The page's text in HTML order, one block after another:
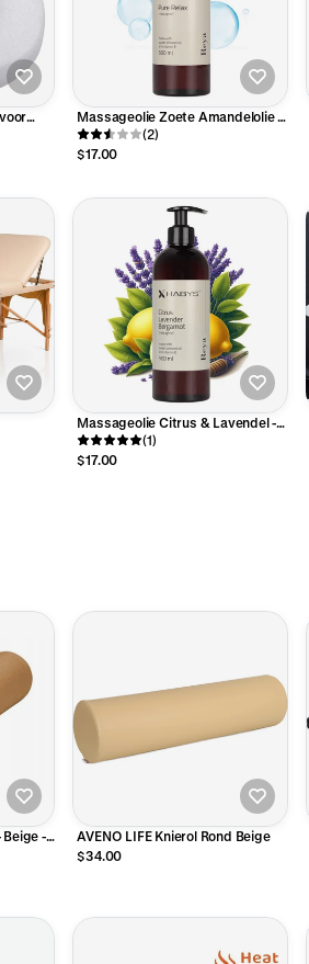
Massageolie Zoete Amandelolie -
Pure Relax - 500ml
(2)
$17.00
Massageolie Citrus & Lavendel -
500 ml
(1)
$17.00
-
AVENO LIFE Knierol Rond Beige
$34.00